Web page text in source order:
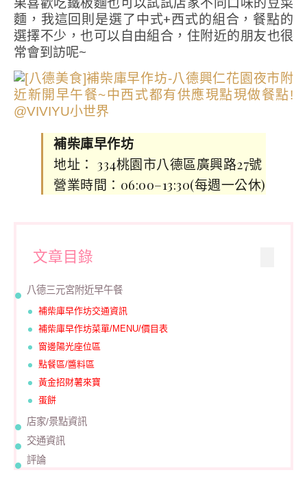
麵，我這回則是選了中式+西式的組合，餐點的
選擇不少，也可以自由組合，住附近的朋友也很
常會到訪呢~
補柴庫早作坊
地址： 334桃園市八德區廣興路27號
營業時間：06:00–13:30(每週一公休)
文章目錄
八德三元宮附近早午餐
補柴庫早作坊交通資訊
補柴庫早作坊菜單/MENU/價目表
窗邊陽光座位區
點餐區/醬料區
黃金招財薯來寶
蛋餅
店家/景點資訊
交通資訊
評論